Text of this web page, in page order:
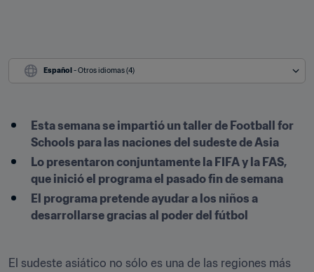
Español - Otros idiomas (4)
Esta semana se impartió un taller de Football for
Schools para las naciones del sudeste de Asia
Lo presentaron conjuntamente la FIFA y la FAS,
que inició el programa el pasado fin de semana
El programa pretende ayudar a los niños a
desarrollarse gracias al poder del fútbol
El sudeste asiático no sólo es una de las regiones más